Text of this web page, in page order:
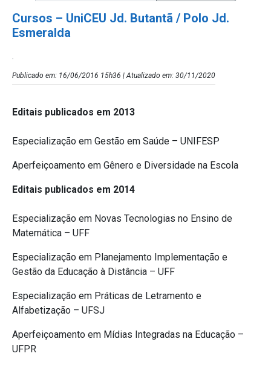
Cursos – UniCEU Jd. Butantã / Polo Jd.
Esmeralda
Publicado em: 16/06/2016 15h36 | Atualizado em: 30/11/2020
Editais publicados em 2013
Especialização em Gestão em Saúde – UNIFESP
Aperfeiçoamento em Gênero e Diversidade na Escola
Editais publicados em 2014
Especialização em Novas Tecnologias no Ensino de
Matemática – UFF
Especialização em Planejamento Implementação e
Gestão da Educação à Distância – UFF
Especialização em Práticas de Letramento e
Alfabetização – UFSJ
Aperfeiçoamento em Mídias Integradas na Educação –
UFPR